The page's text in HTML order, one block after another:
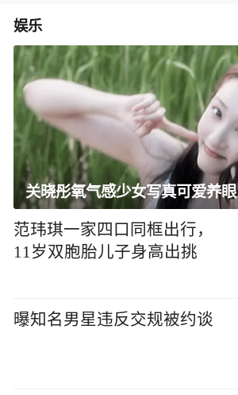
娱乐
关晓彤氧气感少女写真可爱养眼
范玮琪一家四口同框出行，
11岁双胞胎儿子身高出挑
曝知名男星违反交规被约谈